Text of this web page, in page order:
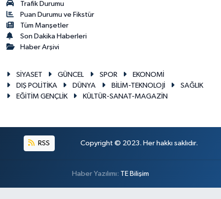
Trafik Durumu
Puan Durumu ve Fikstür
Tüm Manşetler
Son Dakika Haberleri
Haber Arşivi
SİYASET GÜNCEL SPOR
EKONOMİ
DIŞ POLİTİKA
DÜNYA BİLİM-TEKNOLOJİ
SAĞLIK
EĞİTİM GENÇLİK
KÜLTÜR-SANAT-MAGAZİN
RSS Copyright © 2023. Her hakkı saklıdır.
Haber Yazılımı: TE Bilişim